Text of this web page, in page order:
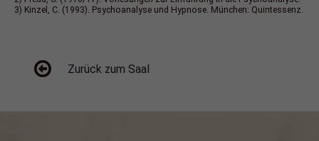
3) Kinzel, C. (1993). Psychoanalyse und Hypnose. München: Quintessenz.
Zurück zum Saal